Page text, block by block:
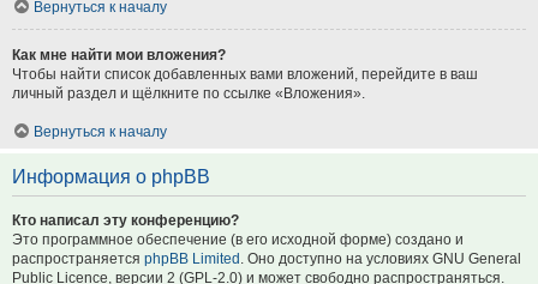
Вернуться к началу
Как мне найти мои вложения?
Чтобы найти список добавленных вами вложений, перейдите в ваш
личный раздел и щёлкните по ссылке «Вложения».
Вернуться к началу
Информация о phpBB
Кто написал эту конференцию?
Это программное обеспечение (в его исходной форме) создано и
распространяется phpBB Limited . Оно доступно на условиях GNU General
Public Licence, версии 2 (GPL-2.0) и может свободно распространяться.